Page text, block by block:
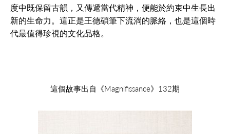
度中既保留古韻，又傳遞當代精神，便能於約束中生長出
新的生命力。這正是王德碩筆下流淌的脈絡，也是這個時
代最值得珍視的文化品格。
這個故事出自《Magnifissance》132期